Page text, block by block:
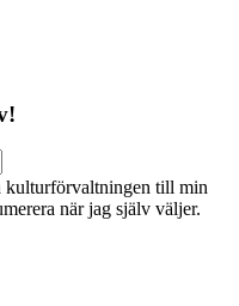
kulturförvaltningen till min
när jag själv väljer.